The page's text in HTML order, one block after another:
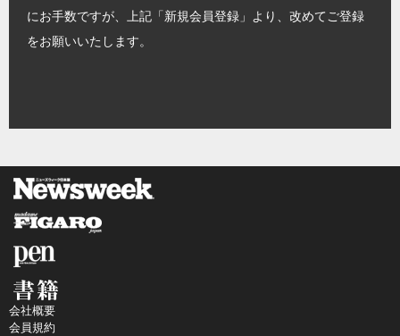
にお手数ですが、上記「新規会員登録」より、改めてご登録
をお願いいたします。
会社概要
会員規約